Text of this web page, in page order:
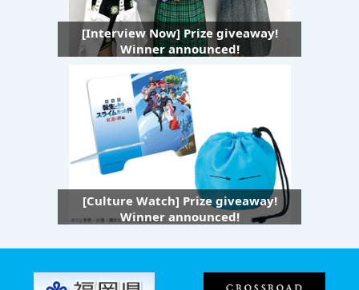
[Interview Now] Prize giveaway!
Winner announced!
[Culture Watch] Prize giveaway!
Winner announced!